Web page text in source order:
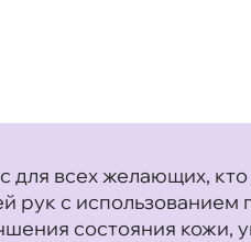
для всех желающих, кто
рук с
состояния кожи,